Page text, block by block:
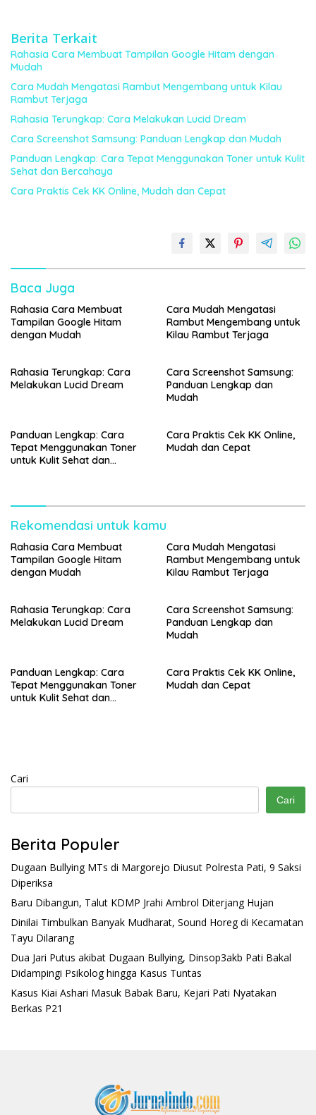
Berita Terkait
Rahasia Cara Membuat Tampilan Google Hitam dengan
Mudah
Cara Mudah Mengatasi Rambut Mengembang untuk Kilau
Rambut Terjaga
Rahasia Terungkap: Cara Melakukan Lucid Dream
Cara Screenshot Samsung: Panduan Lengkap dan Mudah
Panduan Lengkap: Cara Tepat Menggunakan Toner untuk Kulit
Sehat dan Bercahaya
Cara Praktis Cek KK Online, Mudah dan Cepat
Baca Juga
Rahasia Cara Membuat
Tampilan Google Hitam
dengan Mudah
Cara Mudah Mengatasi
Rambut Mengembang untuk
Kilau Rambut Terjaga
Rahasia Terungkap: Cara
Melakukan Lucid Dream
Cara Screenshot Samsung:
Panduan Lengkap dan
Mudah
Panduan Lengkap: Cara
Tepat Menggunakan Toner
untuk Kulit Sehat dan
Cara Praktis Cek KK Online,
Mudah dan Cepat
Rekomendasi untuk kamu
Rahasia Cara Membuat
Tampilan Google Hitam
dengan Mudah
Cara Mudah Mengatasi
Rambut Mengembang untuk
Kilau Rambut Terjaga
Rahasia Terungkap: Cara
Melakukan Lucid Dream
Cara Screenshot Samsung:
Panduan Lengkap dan
Mudah
Panduan Lengkap: Cara
Tepat Menggunakan Toner
untuk Kulit Sehat dan
Cara Praktis Cek KK Online,
Mudah dan Cepat
Cari
Cari
Berita Populer
Dugaan Bullying MTs di Margorejo Diusut Polresta Pati, 9 Saksi
Diperiksa
Baru Dibangun, Talut KDMP Jrahi Ambrol Diterjang Hujan
Dinilai Timbulkan Banyak Mudharat, Sound Horeg di Kecamatan
Tayu Dilarang
Dua Jari Putus akibat Dugaan Bullying, Dinsop3akb Pati Bakal
Didampingi Psikolog hingga Kasus Tuntas
Kasus Kiai Ashari Masuk Babak Baru, Kejari Pati Nyatakan
Berkas P21